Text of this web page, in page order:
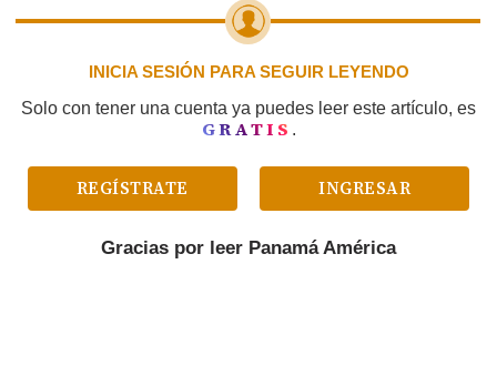
INICIA SESIÓN PARA SEGUIR LEYENDO
Solo con tener una cuenta ya puedes leer este artículo, es
GRATIS .
REGÍSTRATE INGRESAR
Gracias por leer Panamá América